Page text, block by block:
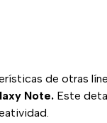
de otras
Note. Este